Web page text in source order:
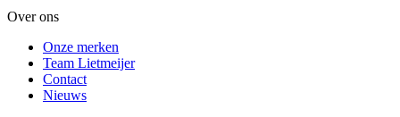
Over ons
Onze merken
Team Lietmeijer
Contact
Nieuws